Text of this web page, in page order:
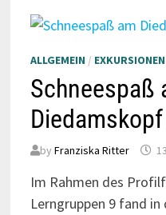
ALLGEMEIN /
Schneespaß
Diedamskopf
by Franziska Ritter
Im Rahmen des
Lerngruppen 9 fand